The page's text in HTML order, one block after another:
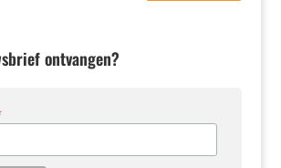
ontvangen?